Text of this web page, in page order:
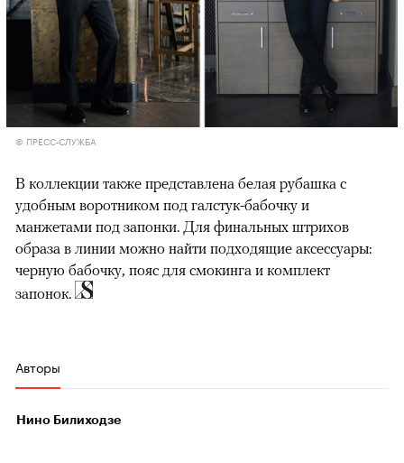
© ПРЕСС-СЛУЖБА
В коллекции также представлена белая рубашка с
удобным воротником под галстук-бабочку и
манжетами под запонки. Для финальных штрихов
образа в линии можно найти подходящие аксессуары:
черную бабочку, пояс для смокинга и комплект
запонок.
Авторы
Нино Билиходзе